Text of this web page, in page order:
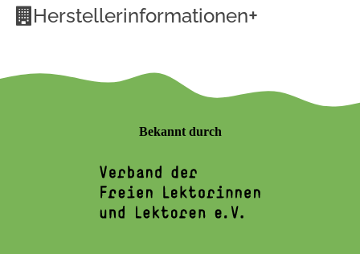
Herstellerinformationen+
Bekannt durch